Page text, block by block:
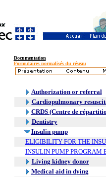
Documentation
Formulaires normalisés du réseau
Authorization or referral
Cardiopulmonary
CRDS (Centre de
Dentistry
Insulin pump
ELIGIBILITY FOR THE
INSULIN PUMP
Living kidney donor
Medical aid in dying